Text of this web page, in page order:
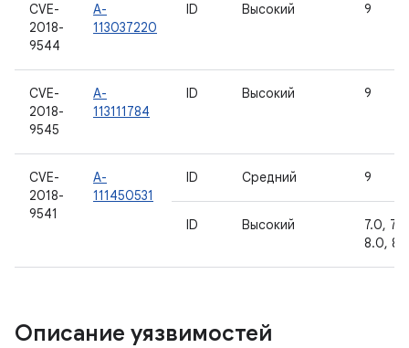
CVE-
2018-
9544
A-
113037220
ID Высокий 9
CVE-
2018-
9545
A-
113111784
ID Высокий 9
CVE-
2018-
9541
A-
111450531
ID Средний 9
ID Высокий
7.0,
8.0, 8.1
Описание уязвимостей